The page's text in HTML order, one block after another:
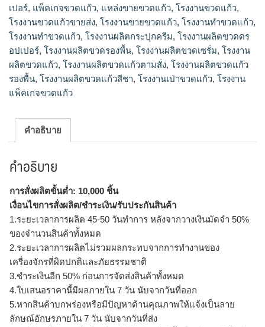
เปอร์, แพ็คเกจขวดแก้ว, แหล่งขายขวดแก้ว, โรงงานขวดแก้ว,
โรงงานขวดแก้วขายส่ง, โรงงานขายขวดแก้ว, โรงงานทำขวดแก้ว,
โรงงานทําขวดแก้ว, โรงงานผลิตกระปุกครีม, โรงงานผลิตขวดดร
อปเปอร์, โรงงานผลิตขวดรองพื้น, โรงงานผลิตขวดเซรั่ม, โรงงาน
ผลิตขวดแก้ว, โรงงานผลิตขวดแก้วตามสั่ง, โรงงานผลิตขวดแก้ว
รองพื้น, โรงงานผลิตขวดแก้วสีชา, โรงงานเป่าขวดแก้ว, โรงงาน
แพ็คเกจขวดแก้ว
คำอธิบาย
คำอธิบาย
การสั่งผลิตขั้นต่ำ: 10,000 ชิ้น
เงื่อนไขการสั่งผลิต/ชำระเงิน/รับประกันสินค้า
1.ระยะเวลาการผลิต 45-50 วันทำการ หลังจากวางเงินมัดจำ 50%
ของจำนวนสินค้าทั้งหมด
2.ระยะเวลาการผลิตไม่รวมผลกระทบจากการทำงานของ
เครื่องจักรที่ผิดปกติและภัยธรรมชาติ
3.ชำระเงินอีก 50% ก่อนการจัดส่งสินค้าทั้งหมด
4.ใบเสนอราคานี้มีผลภายใน 7 วัน นับจากวันที่ออก
5.หากสินค้าบกพร่องหรือมีปัญหาด้านคุณภาพให้แจ้งเป็นลาย
ลักษณ์อักษรภายใน 7 วัน นับจากวันที่ส่ง